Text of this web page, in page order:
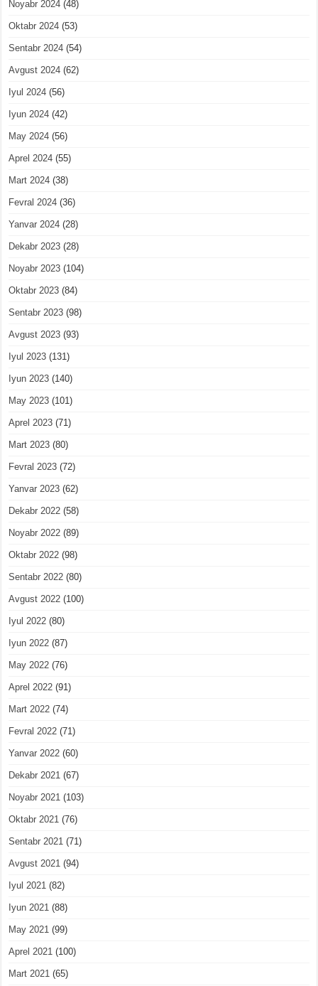
Noyabr 2024 (48)
Oktabr 2024 (53)
Sentabr 2024 (54)
Avgust 2024 (62)
Iyul 2024 (56)
Iyun 2024 (42)
May 2024 (56)
Aprel 2024 (55)
Mart 2024 (38)
Fevral 2024 (36)
Yanvar 2024 (28)
Dekabr 2023 (28)
Noyabr 2023 (104)
Oktabr 2023 (84)
Sentabr 2023 (98)
Avgust 2023 (93)
Iyul 2023 (131)
Iyun 2023 (140)
May 2023 (101)
Aprel 2023 (71)
Mart 2023 (80)
Fevral 2023 (72)
Yanvar 2023 (62)
Dekabr 2022 (58)
Noyabr 2022 (89)
Oktabr 2022 (98)
Sentabr 2022 (80)
Avgust 2022 (100)
Iyul 2022 (80)
Iyun 2022 (87)
May 2022 (76)
Aprel 2022 (91)
Mart 2022 (74)
Fevral 2022 (71)
Yanvar 2022 (60)
Dekabr 2021 (67)
Noyabr 2021 (103)
Oktabr 2021 (76)
Sentabr 2021 (71)
Avgust 2021 (94)
Iyul 2021 (82)
Iyun 2021 (88)
May 2021 (99)
Aprel 2021 (100)
Mart 2021 (65)